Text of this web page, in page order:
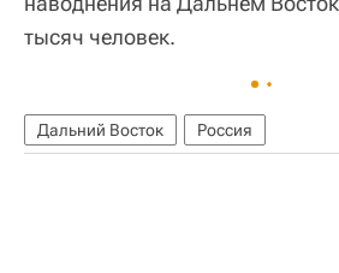
тысяч человек.
Дальний Восток Россия